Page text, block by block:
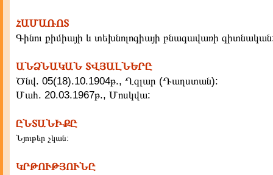
ՀԱՄԱՌՈՏ
Գինու քիմիայի և տեխնոլոգիայի բնագավառի
ԱՆՁՆԱԿԱՆ ՏՎՅԱԼՆԵՐԸ
Ծնվ. 05(18).10.1904թ., Ղզլար (Դաղստան):
Մահ. 20.03.1967թ., Մոսկվա:
ԸՆՏԱՆԻՔԸ
Նյութեր չկան:
ԿՐԹՈՒԹՅՈՒՆԸ